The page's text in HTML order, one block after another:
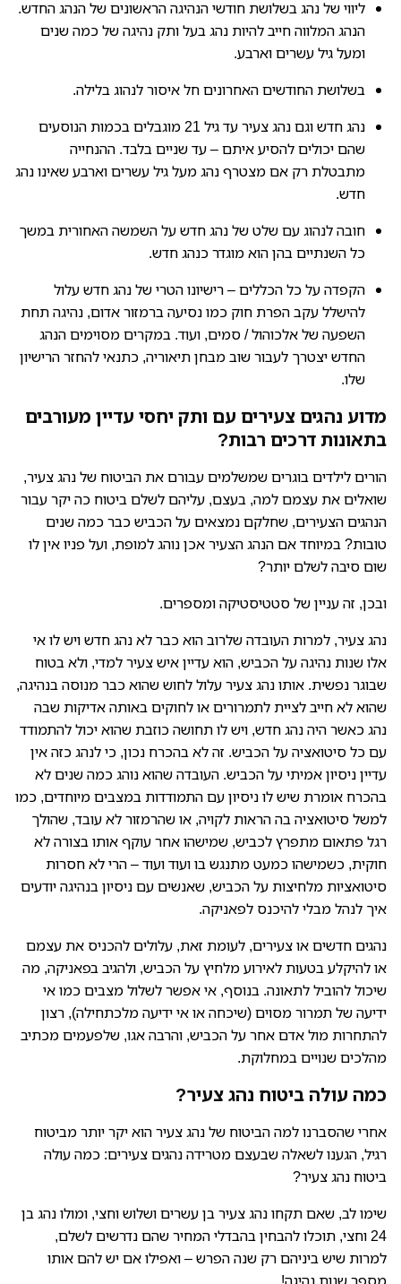
ליווי של נהג בשלושת חודשי הנהיגה הראשונים של הנהג החדש.
הנהג המלווה חייב להיות נהג בעל ותק נהיגה של כמה שנים
ומעל גיל עשרים וארבע.
בשלושת החודשים האחרונים חל איסור לנהוג בלילה.
נהג חדש וגם נהג צעיר עד גיל 21 מוגבלים בכמות הנוסעים
שהם יכולים להסיע איתם – עד שניים בלבד. ההנחייה
מתבטלת רק אם מצטרף נהג מעל גיל עשרים וארבע שאינו נהג
חדש.
חובה לנהוג עם שלט של נהג חדש על השמשה האחורית במשך
כל השנתיים בהן הוא מוגדר כנהג חדש.
הקפדה על כל הכללים – רישיונו הטרי של נהג חדש עלול
להישלל עקב הפרת חוק כמו נסיעה ברמזור אדום, נהיגה תחת
השפעה של אלכוהול / סמים, ועוד. במקרים מסוימים הנהג
החדש יצטרך לעבור שוב מבחן תיאוריה, כתנאי להחזר הרישיון
שלו.
מדוע נהגים צעירים עם ותק יחסי עדיין מעורבים
בתאונות דרכים רבות?
הורים לילדים בוגרים שמשלמים עבורם את הביטוח של נהג צעיר,
שואלים את עצמם למה, בעצם, עליהם לשלם ביטוח כה יקר עבור
הנהגים הצעירים, שחלקם נמצאים על הכביש כבר כמה שנים
טובות? במיוחד אם הנהג הצעיר אכן נוהג למופת, ועל פניו אין לו
שום סיבה לשלם יותר?
ובכן, זה עניין של סטטיסטיקה ומספרים.
נהג צעיר, למרות העובדה שלרוב הוא כבר לא נהג חדש ויש לו אי
אלו שנות נהיגה על הכביש, הוא עדיין איש צעיר למדי, ולא בטוח
שבוגר נפשית. אותו נהג צעיר עלול לחוש שהוא כבר מנוסה בנהיגה,
שהוא לא חייב לציית לתמרורים או לחוקים באותה אדיקות שבה
נהג כאשר היה נהג חדש, ויש לו תחושה כוזבת שהוא יכול להתמודד
עם כל סיטואציה על הכביש. זה לא בהכרח נכון, כי לנהג כזה אין
עדיין ניסיון אמיתי על הכביש. העובדה שהוא נוהג כמה שנים לא
בהכרח אומרת שיש לו ניסיון עם התמודדות במצבים מיוחדים, כמו
למשל סיטואציה בה הראות לקויה, או שהרמזור לא עובד, שהולך
רגל פתאום מתפרץ לכביש, שמישהו אחר עוקף אותו בצורה לא
חוקית, כשמישהו כמעט מתנגש בו ועוד ועוד – הרי לא חסרות
סיטואציות מלחיצות על הכביש, שאנשים עם ניסיון בנהיגה יודעים
איך לנהל מבלי להיכנס לפאניקה.
נהגים חדשים או צעירים, לעומת זאת, עלולים להכניס את עצמם
או להיקלע בטעות לאירוע מלחיץ על הכביש, ולהגיב בפאניקה, מה
שיכול להוביל לתאונה. בנוסף, אי אפשר לשלול מצבים כמו אי
ידיעה של תמרור מסוים (שיכחה או אי ידיעה מלכתחילה), רצון
להתחרות מול אדם אחר על הכביש, והרבה אגו, שלפעמים מכתיב
מהלכים שנויים במחלוקת.
כמה עולה ביטוח נהג צעיר?
אחרי שהסברנו למה הביטוח של נהג צעיר הוא יקר יותר מביטוח
רגיל, הגענו לשאלה שבעצם מטרידה נהגים צעירים: כמה עולה
ביטוח נהג צעיר?
שימו לב, שאם תקחו נהג צעיר בן עשרים ושלוש וחצי, ומולו נהג בן
24 וחצי, תוכלו להבחין בהבדלי המחיר שהם נדרשים לשלם,
למרות שיש ביניהם רק שנה הפרש – ואפילו אם יש להם אותו